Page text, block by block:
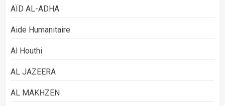
AÏD AL-ADHA
Aide Humanitaire
Al Houthi
AL JAZEERA
AL MAKHZEN